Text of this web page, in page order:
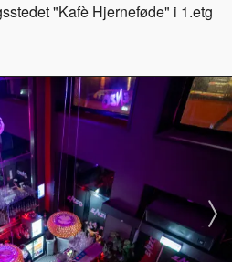
"Kafè Hjerneføde" i 1.etg